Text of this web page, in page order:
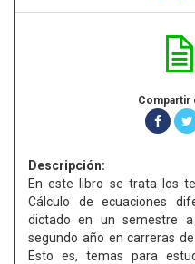
Compartir
Descripción:
En este libro se trata los
Cálculo de ecuaciones
dictado en un semestre a
segundo año en carreras
Esto es, temas para